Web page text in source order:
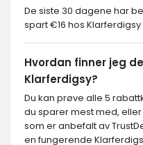
De siste 30 dagene har
spart €16 hos
Hvordan finner jeg
Klarferdigsy?
Du kan prøve alle 5
du sparer mest med,
som er anbefalt av
en fungerende